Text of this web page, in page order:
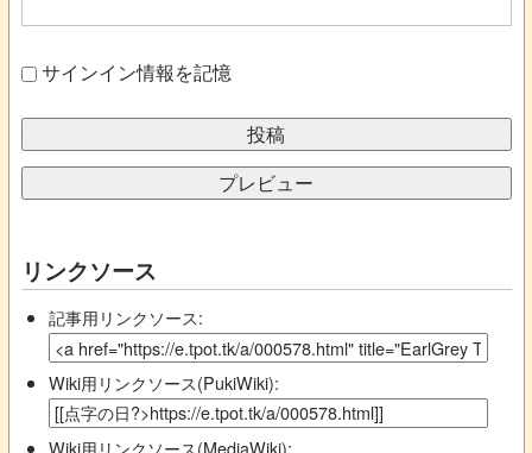
サインイン情報を記憶
リンクソース
記事用リンクソース:
Wiki用リンクソース(PukiWiki):
Wiki用リンクソース(MediaWiki):